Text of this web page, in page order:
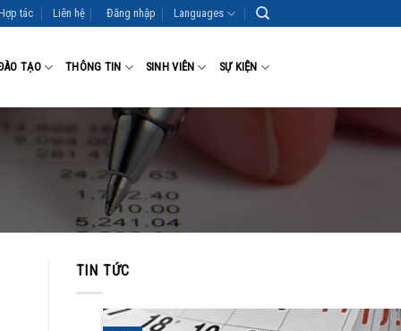
tác Liên hệ Đăng nhập Languages
TẠO THÔNG TIN SINH VIÊN SỰ KIỆN
TIN TỨC